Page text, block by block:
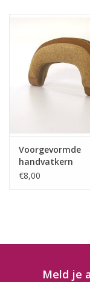
Voorgevormde
handvatkern
€8,00
Meld je